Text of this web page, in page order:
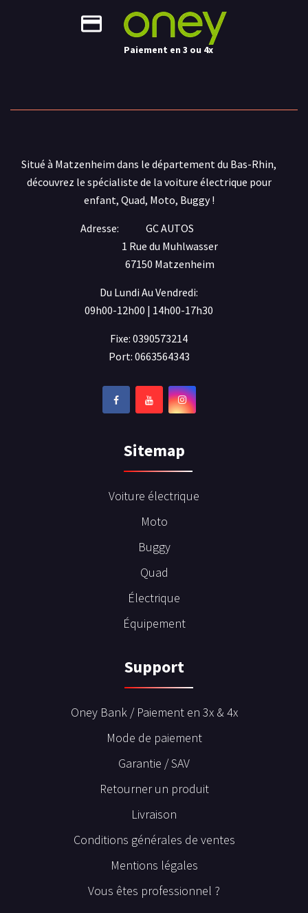
Paiement en 3 ou 4x
Situé à Matzenheim dans le département du Bas-Rhin,
découvrez le spécialiste de la voiture électrique pour
enfant, Quad, Moto, Buggy !
Adresse:
GC AUTOS
1 Rue du Muhlwasser
67150 Matzenheim
Du Lundi Au Vendredi:
09h00-12h00 | 14h00-17h30
Fixe: 0390573214
Port: 0663564343
Sitemap
Voiture électrique
Moto
Buggy
Quad
Électrique
Équipement
Support
Oney Bank / Paiement en 3x & 4x
Mode de paiement
Garantie / SAV
Retourner un produit
Livraison
Conditions générales de ventes
Mentions légales
Vous êtes professionnel ?